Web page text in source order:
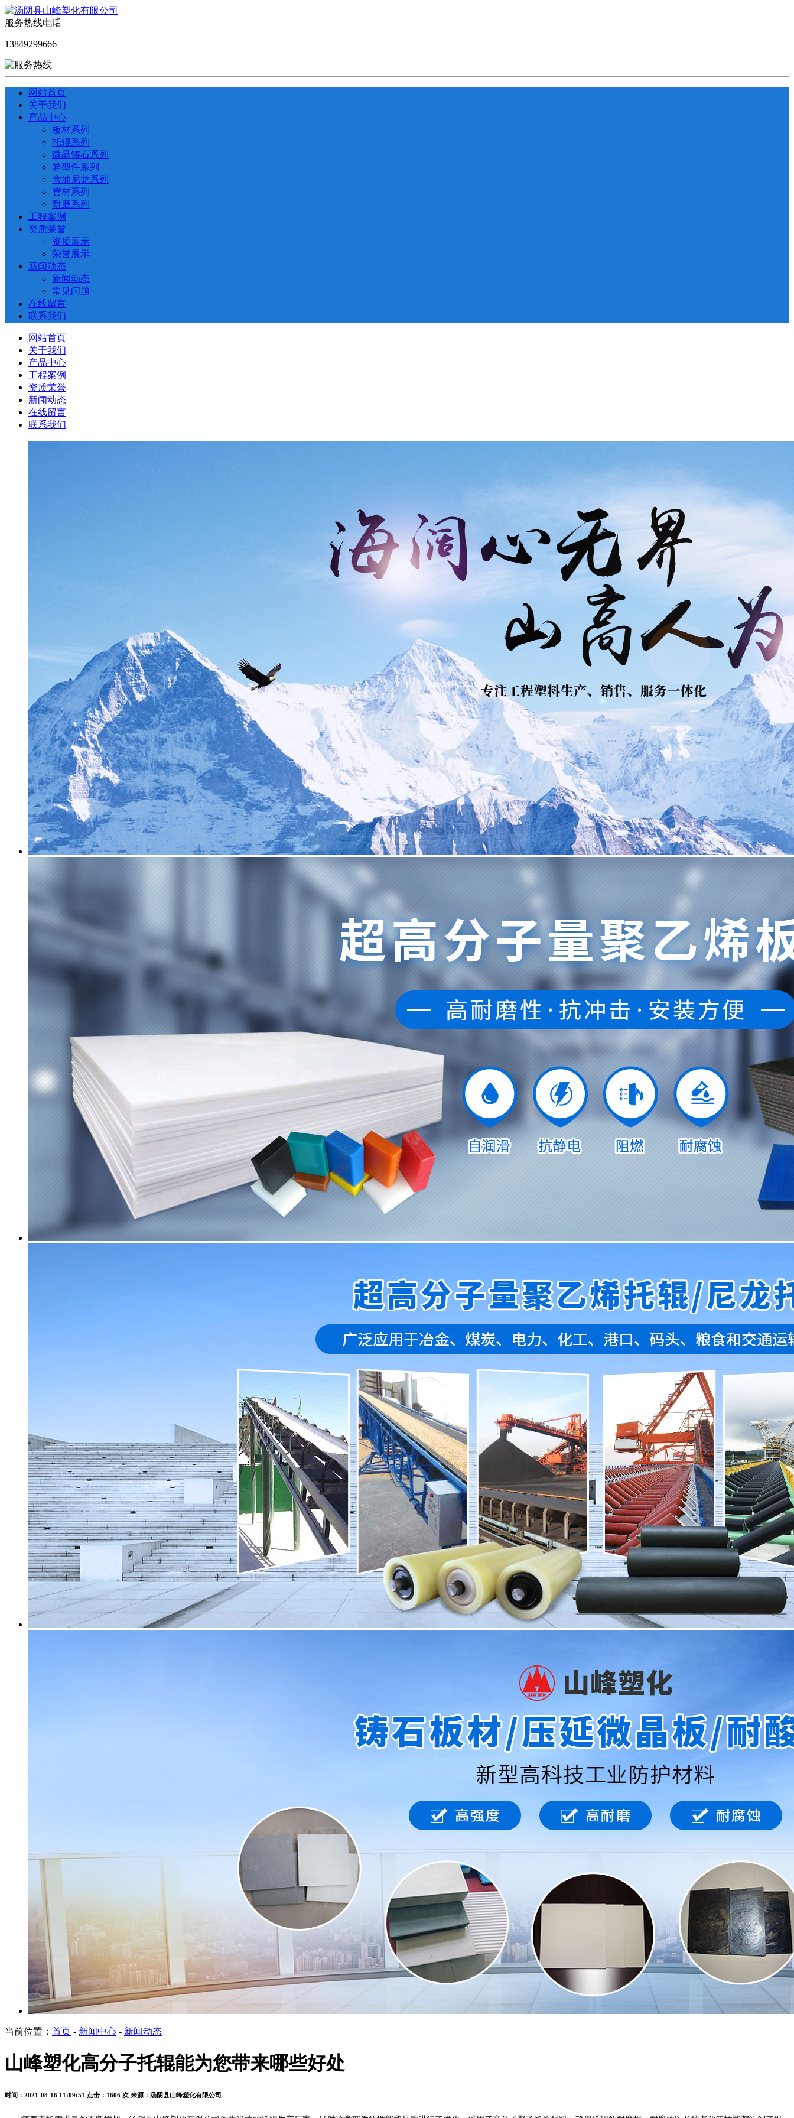
服务热线电话
13849299666
网站首页
关于我们
产品中心
板材系列
托辊系列
微晶铸石系列
异型件系列
含油尼龙系列
管材系列
耐磨系列
工程案例
资质荣誉
资质展示
荣誉展示
新闻动态
新闻动态
常见问题
在线留言
联系我们
网站首页
关于我们
产品中心
工程案例
资质荣誉
新闻动态
在线留言
联系我们
当前位置： 首页 - 新闻中心 - 新闻动态
山峰塑化高分子托辊能为您带来哪些好处
时间：2021-08-16 11:09:51 点击：1606 次 来源：汤阴县山峰塑化有限公司